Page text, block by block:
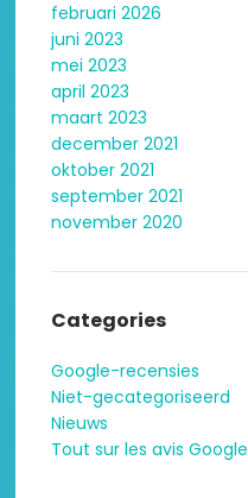
februari 2026
juni 2023
mei 2023
april 2023
maart 2023
december 2021
oktober 2021
september 2021
november 2020
Categories
Google-recensies
Niet-gecategoriseerd
Nieuws
Tout sur les avis Google